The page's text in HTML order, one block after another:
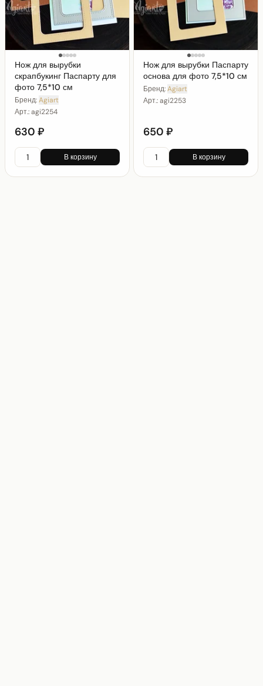
Нож для вырубки
скрапбукинг Паспарту для
фото 7,5*10 см
Бренд:Agiart
Арт.:agi2254
630 ₽
В корзину
Нож для вырубки Паспарту
основа для фото 7,5*10 см
Бренд:Agiart
Арт.:agi2253
650 ₽
В корзину